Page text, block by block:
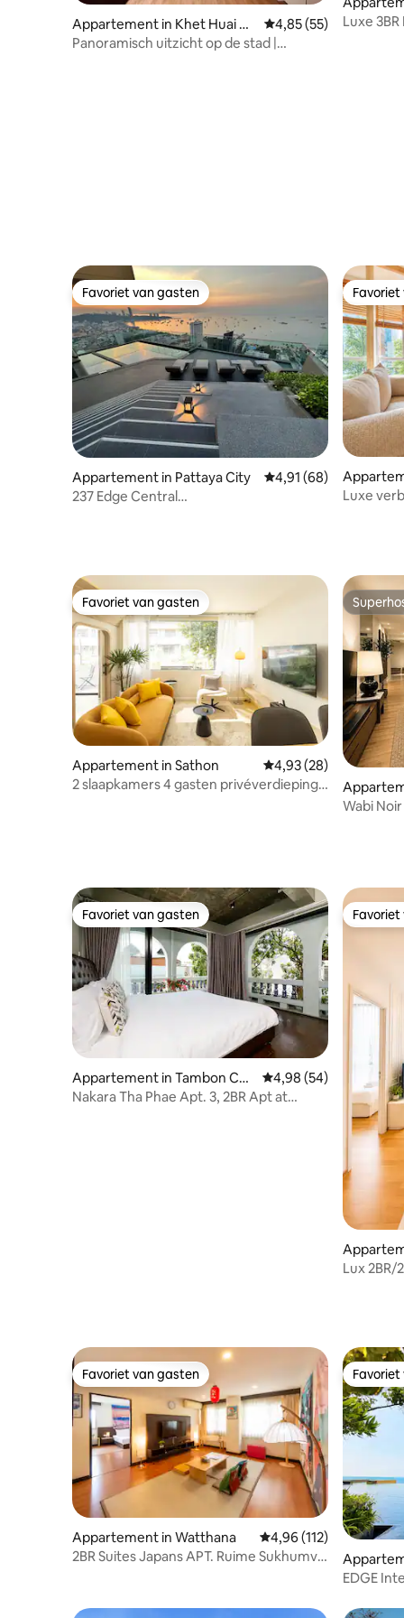
Appartement in Khet Huai Kh
wang
Gemiddelde
4,85 (55)
Panoramisch uitzicht op de stad |
Luxe
Favoriet van gasten
Favoriet van gasten
Appartement in Pattaya City Gemiddelde
4,91 (68)
237 Edge Central
Luxe
Favoriet van gasten
Favoriet van gasten
Appartement in Sathon Gemiddelde
4,93 (28)
2 slaapkamers 4 gasten privéverdieping
Wabi Noir
Favoriet van gasten
Favoriet van gasten
Appartement in Tambon Cha
ng Moi
Gemiddelde
4,98 (54)
Nakara Tha Phae Apt. 3, 2BR Apt at
Lux
Favoriet van gasten
Favoriet van gasten
Appartement in Watthana Gemiddelde
4,96 (112)
2BR Suites Japans APT. Ruime Sukhumvit
y
EDGE
door